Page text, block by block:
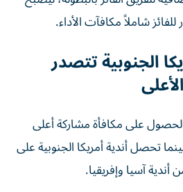
الجنوبية تتصدر
الحصول على مكافأة مشاركة أعلى
تحصل أندية أمريكا الجنوبية على
آسيا وإفريقيا.